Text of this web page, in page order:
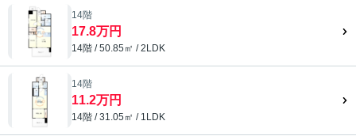
14階
17.8万円
14階 / 50.85㎡ / 2LDK
14階
11.2万円
14階 / 31.05㎡ / 1LDK